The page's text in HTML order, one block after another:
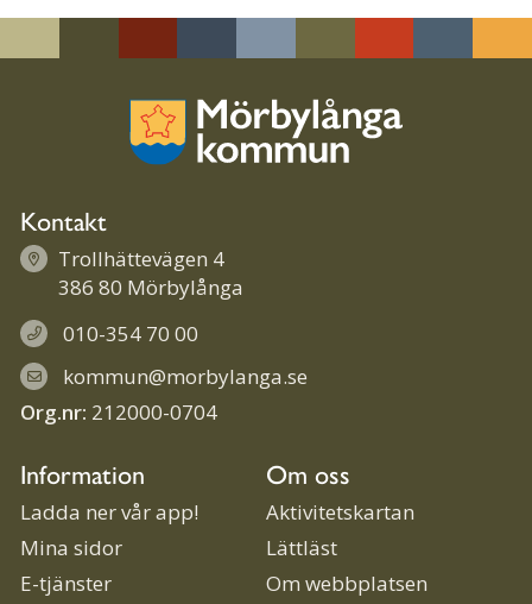
dIn
bookter
ut
Kontakt
Trollhättevägen 4
386 80 Mörbylånga
010-354 70 00
kommun@morbylanga.se
Org.nr: 212000-0704
Information
Ladda ner vår app!
Mina sidor
E-tjänster
Om oss
Aktivitetskartan
Lättläst
Om webbplatsen